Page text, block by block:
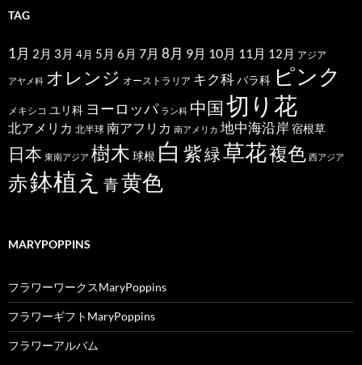
TAG
1月 2月 3月 4月 5月 6月 7月 8月 9月 10月 11月 12月 アジア
アヤメ科 オレンジ オーストラリア キク科バラ科 ピンク
メキシコ ユリ科 ヨーロッパ ラン科 中国切り花
北アメリカ 北半球 南アフリカ 南アメリカ 地中海沿岸 宿根草
日本 東南アジア 樹木 球根 白 紫緑草花複色 西アジア
赤鉢植え 青黄色
MARYPOPPINS
フラワーワークスMaryPoppins
フラワーギフトMaryPoppins
フラワーアルバム